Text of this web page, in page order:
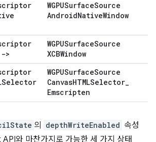
WGPUSurfaceSource
AndroidNativeWindow
->
WGPUSurfaceSource
XCBWindow
WGPUSurfaceSource
CanvasHTMLSelector_
Emscripten
의 depthWriteEnabled 속성
와 마찬가지로 가능한 세 가지 상태